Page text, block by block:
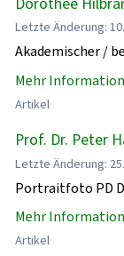
Letzte Änderung:
Akademischer /
Mehr
Artikel
Prof. Dr. Peter
Letzte Änderung:
Portraitfoto PD
Mehr
Artikel